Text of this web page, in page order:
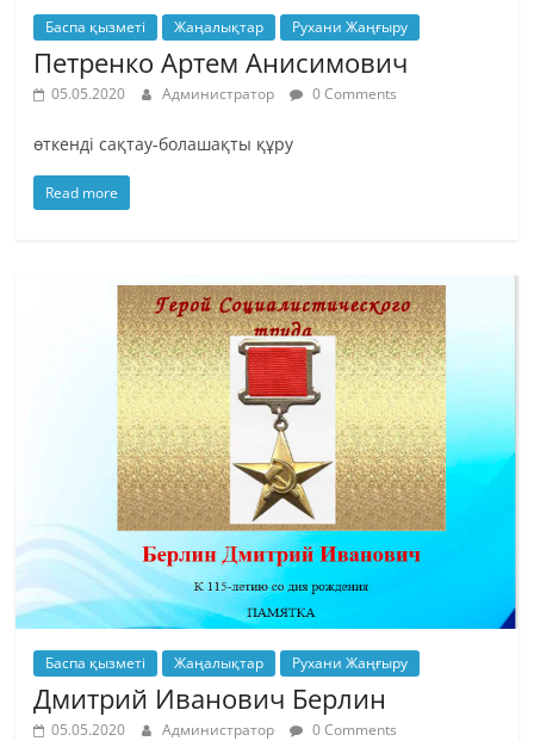
Баспа қызметі Жаңалықтар Рухани Жаңғыру
Петренко Артем Анисимович
05.05.2020 Администратор 0 Comments
өткенді сақтау-болашақты құру
Read more
Баспа қызметі Жаңалықтар Рухани Жаңғыру
Дмитрий Иванович Берлин
05.05.2020 Администратор 0 Comments